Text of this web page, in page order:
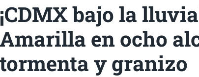
¡CDMX bajo la
Amarilla en ocho
tormenta y granizo